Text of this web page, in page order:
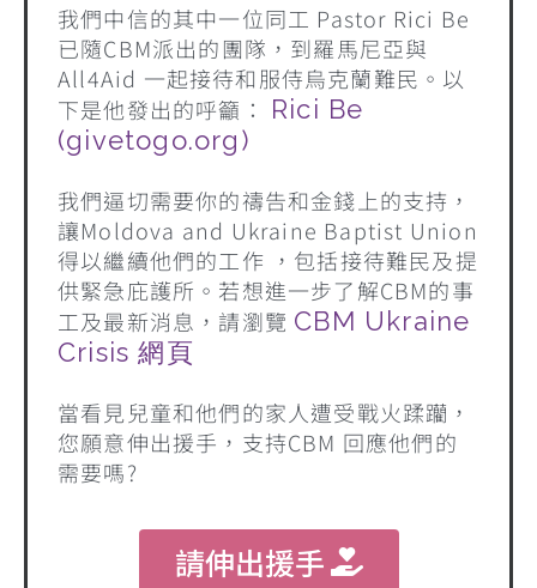
我們中信的其中一位同工 Pastor Rici Be
已隨CBM派出的團隊，到羅馬尼亞與
All4Aid 一起接待和服侍烏克蘭難民。以
下是他發出的呼籲： Rici Be
(givetogo.org)
我們逼切需要你的禱告和金錢上的支持，
讓Moldova and Ukraine Baptist Union
得以繼續他們的工作 ，包括接待難民及提
供緊急庇護所。若想進一步了解CBM的事
工及最新消息，請瀏覽 CBM Ukraine
Crisis 網頁
當看見兒童和他們的家人遭受戰火蹂躪，
您願意伸出援手，支持CBM 回應他們的
需要嗎?
請伸出援手